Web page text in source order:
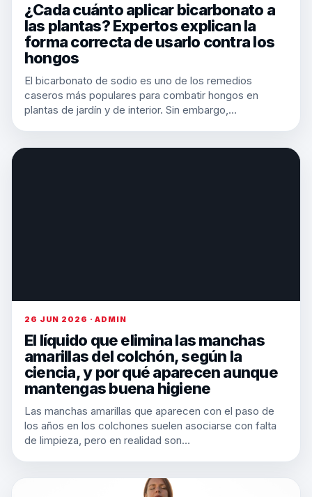
¿Cada cuánto aplicar bicarbonato a
las plantas? Expertos explican la
forma correcta de usarlo contra los
hongos
El bicarbonato de sodio es uno de los remedios
caseros más populares para combatir hongos en
plantas de jardín y de interior. Sin embargo,…
26 JUN 2026 · ADMIN
El líquido que elimina las manchas
amarillas del colchón, según la
ciencia, y por qué aparecen aunque
mantengas buena higiene
Las manchas amarillas que aparecen con el paso de
los años en los colchones suelen asociarse con falta
de limpieza, pero en realidad son…